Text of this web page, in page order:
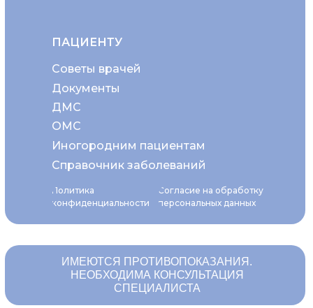
Политика
конфиденциальности
Согласие на обработку
персональных данных
ПАЦИЕНТУ
Советы врачей
ОМС
Документы
ДМС
Иногородним пациентам
Справочник заболеваний
ИМЕЮТСЯ ПРОТИВОПОКАЗАНИЯ.
НЕОБХОДИМА КОНСУЛЬТАЦИЯ
СПЕЦИАЛИСТА